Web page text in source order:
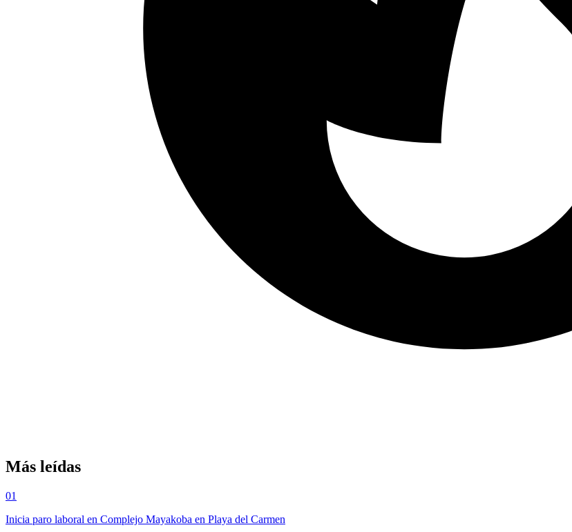
Más leídas
01
Inicia paro laboral en Complejo Mayakoba en Playa del Carmen